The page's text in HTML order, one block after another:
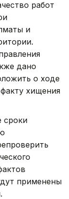
работ
и
дано
о ходе
хищения
сроки
применены